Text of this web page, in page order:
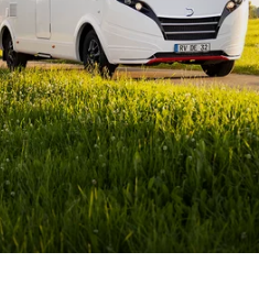
NY
GLOBEBUS
PERFORMANCE 4X4
Delintegreret med
firehjulstræk